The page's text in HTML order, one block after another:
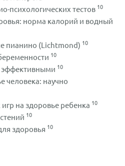
психологических тестов 10
норма калорий и водный
пианино (Lichtmond) 10
10
эффективными 10
человека: научно
на здоровье ребенка 10
10
здоровья 10